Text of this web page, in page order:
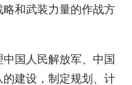
略和武装力量的作战方
中国人民解放军、中国
建设，制定规划、计